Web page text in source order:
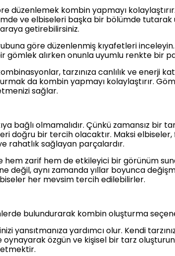
düzenlemek kombin yapmayı
ve elbiseleri başka bir bölümde tutarak
getirebilirsiniz.
göre düzenlenmiş kıyafetleri
gömlek alırken onunla uyumlu renkte bir
tarzınıza canlılık ve enerji
da kombin yapmayı kolaylaştırır.
sağlar.
bağlı olmamalıdır. Çünkü zamansız bir
doğru bir tercih olacaktır. Maksi
rahatlık sağlayan parçalardır.
hem zarif hem de etkileyici bir görünüm
değil, aynı zamanda yıllar boyunca
her mevsim tercih edilebilirler.
bulundurarak kombin oluşturma
yansıtmanıza yardımcı olur. Kendi
özgün ve kişisel bir tarz
etmektir.